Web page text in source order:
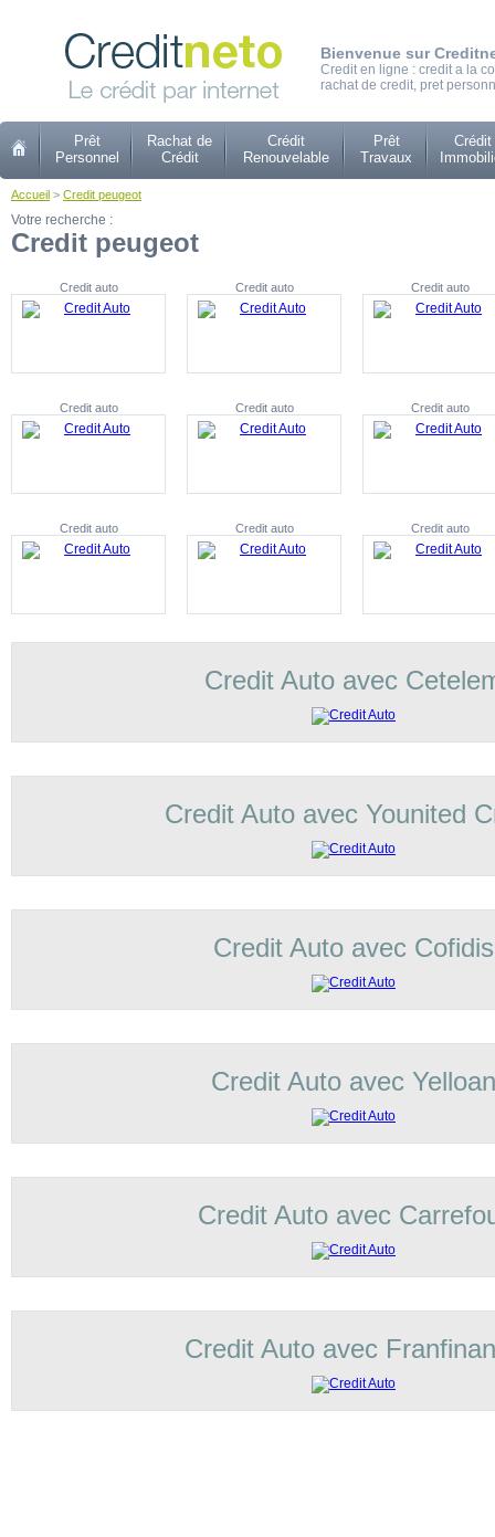
Bienvenue sur
Credit en ligne : credit a la
rachat de credit, pret
Prêt
Personnel
Rachat de
Crédit
Crédit
Renouvelable
Prêt
Travaux
Crédit
Accueil > Credit peugeot
Votre recherche :
Credit peugeot
Credit auto Credit auto Credit auto
Credit auto Credit auto Credit auto
Credit auto Credit auto Credit auto
Credit Auto avec
Credit Auto avec Younited
Credit Auto avec Cofidis
Credit Auto avec Yelloan
Credit Auto avec
Credit Auto avec